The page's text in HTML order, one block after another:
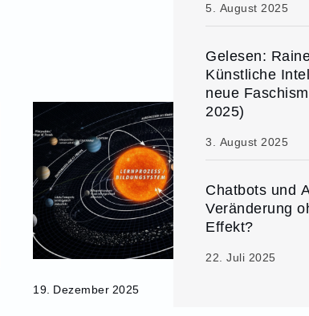
19. Dezember 2025
5. August 2025
Gelesen:
Künstliche
neue
2025)
3. August 2025
Chatbots und
Veränderung
Effekt?
22. Juli 2025